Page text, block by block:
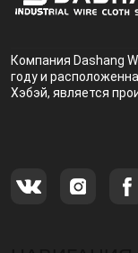
Компания Dashang
году и
Хэбэй, является